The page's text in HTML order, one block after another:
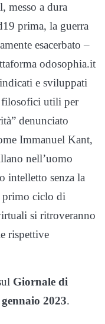
messo a dura
prima, la guerra
esacerbato –
odosophia.it
e sviluppati
utili per
denunciato
Immanuel Kant,
nell’uomo
intelletto senza la
primo ciclo di
si ritroveranno
rispettive
Giornale di
2023.